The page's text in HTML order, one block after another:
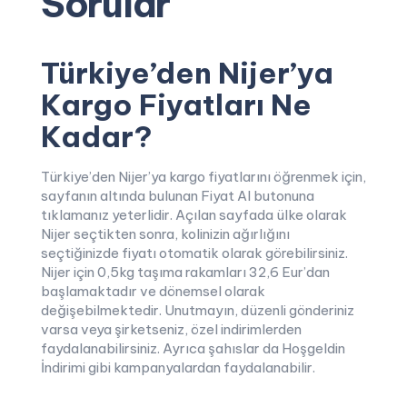
Türkiye’den Nijer’ya
Kargo Fiyatları Ne
Kadar?
Türkiye’den Nijer’ya kargo fiyatlarını öğrenmek için,
sayfanın altında bulunan Fiyat Al butonuna
tıklamanız yeterlidir. Açılan sayfada ülke olarak
Nijer seçtikten sonra, kolinizin ağırlığını
seçtiğinizde fiyatı otomatik olarak görebilirsiniz.
Nijer için 0,5kg taşıma rakamları 32,6 Eur’dan
başlamaktadır ve dönemsel olarak
değişebilmektedir. Unutmayın, düzenli gönderiniz
varsa veya şirketseniz, özel indirimlerden
faydalanabilirsiniz. Ayrıca şahıslar da Hoşgeldin
İndirimi gibi kampanyalardan faydalanabilir.